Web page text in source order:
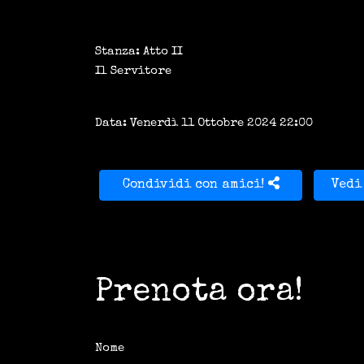
Stanza: Atto II
Il Servitore
Data: Venerdì 11 Ottobre 2024 22:00
Condividi con amici!
Prenota ora!
Nome